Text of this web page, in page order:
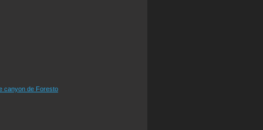
canyon de Foresto